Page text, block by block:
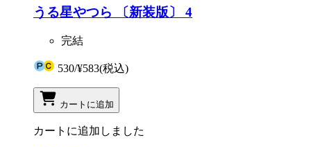
うる星やつら 〔新装版〕 4
完結
530/¥583(税込)
カートに追加
カートに追加しました